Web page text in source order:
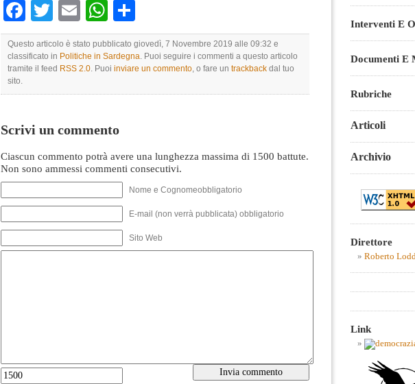
Facebook
TwitterEmailWhatsApp
Questo articolo è stato pubblicato giovedì, 7 Novembre 2019 alle 09:32 e
classificato in Politiche in Sardegna. Puoi seguire i commenti a questo articolo
tramite il feed RSS 2.0. Puoi inviare un commento, o fare un trackback dal tuo
sito.
Scrivi un commento
Ciascun commento potrà avere una lunghezza massima di 1500 battute.
Non sono ammessi commenti consecutivi.
Nome e Cognomeobbligatorio
E-mail (non verrà pubblicata) obbligatorio
Sito Web
Interventi E
Documenti E
Rubriche
Articoli
Archivio
Direttore
Roberto
Link